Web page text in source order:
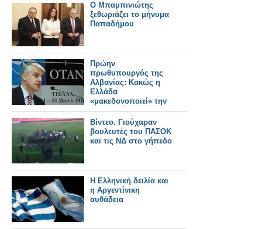
Ο Μπαμπινιώτης
ξεθωριάζει το μήνυμα
Παπαδήμου
Πρώην
πρωθυπουργός της
Αλβανίας: Κακώς η
Ελλάδα
«μακεδονοποιεί» την
εξωτερικής της
πολιτική!
Βίντεο. Γιούχαραν
βουλευτές του ΠΑΣΟΚ
και τις ΝΔ στο γήπεδο
Η Ελληνική δειλία και
η Αργεντίνικη
αυθάδεια